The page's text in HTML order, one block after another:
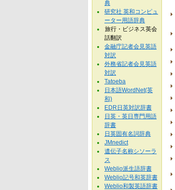
典
研究社 英和コンピュ
ーター用語辞典
旅行・ビジネス英会
話翻訳
金融庁記者会見英語
対訳
外務省記者会見英語
対訳
Tatoeba
日本語WordNet(英
和)
EDR日英対訳辞書
日英・英日専門用語
辞書
日英固有名詞辞典
JMnedict
遺伝子名称シソーラ
ス
Weblio派生語辞書
Weblio記号和英辞書
Weblio和製英語辞書